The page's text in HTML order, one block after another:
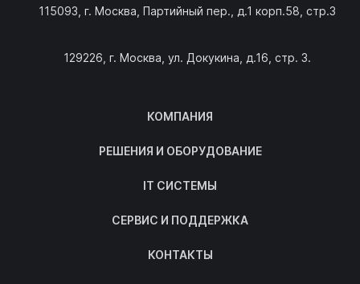
115093, г. Москва, Партийный пер., д.1 корп.58, стр.3
129226, г. Москва, ул. Докукина, д.16, стр. 3.
КОМПАНИЯ
РЕШЕНИЯ И ОБОРУДОВАНИЕ
IT СИСТЕМЫ
СЕРВИС И ПОДДЕРЖКА
КОНТАКТЫ